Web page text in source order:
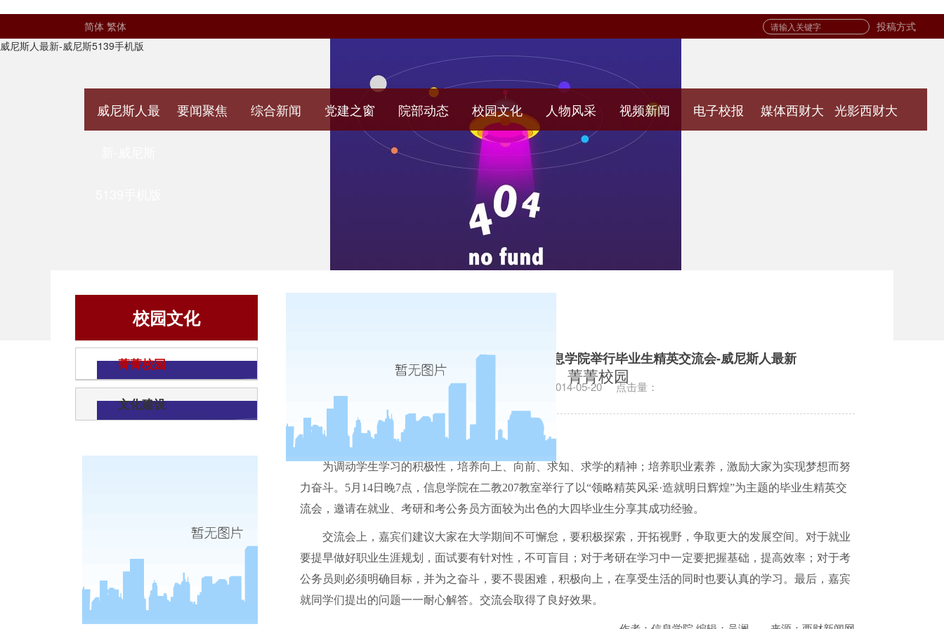
简体 繁体
投稿方式
威尼斯人最新-威尼斯5139手机版
威尼斯人最 要闻聚焦 综合新闻 党建之窗 院部动态 校园文化 人物风采 视频新闻 电子校报 媒体西财大 光影西财大
校园文化
菁菁校园
文化建设
菁菁校园
领略精英风采•造就明日辉煌——信息学院举行毕业生精英交流会-威尼斯人最新
发布日期：2014-05-20 点击量：
为调动学生学习的积极性，培养向上、向前、求知、求学的精神；培养职业素养，激励大家为实现梦想而努
力奋斗。 5月 14日晚7点，信息学院在二教207教室举行了以“领略精英风采·造就明日辉煌”为主题的毕业生精英交
流会，邀请在就业、考研和考公务员方面较为出色的大四毕业生分享其成功经验。
交流会上，嘉宾们建议大家在大学期间不可懈怠，要积极探索，开拓视野，争取更大的发展空间。对于就业
要提早做好职业生涯规划，面试要有针对性，不可盲目；对于考研在学习中一定要把握基础，提高效率；对于考
公务员则必须明确目标，并为之奋斗，要不畏困难，积极向上，在享受生活的同时也要认真的学习。最后，嘉宾
就同学们提出的问题一一耐心解答。交流会取得了良好效果。